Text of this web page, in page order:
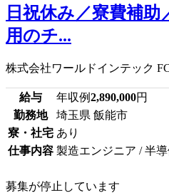
日祝休み／寮費補
用のチ...
株式会社ワールドインテック
給与 年収例2,890,000円
勤務地
埼玉県 飯能市
寮・社宅 あり
仕事内容 製造エンジニア / 半
募集が停止しています